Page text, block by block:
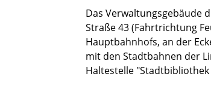
Das Verwaltungsgebäude
Straße 43 (Fahrtrichtung
Hauptbahnhofs, an der
mit den Stadtbahnen der
Haltestelle